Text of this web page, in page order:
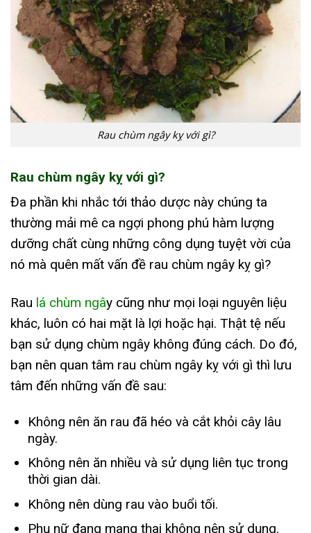
Rau chùm ngây kỵ với gì?
Rau chùm ngây kỵ với gì?
Đa phần khi nhắc tới thảo dược này chúng ta
thường mải mê ca ngợi phong phú hàm lượng
dưỡng chất cùng những công dụng tuyệt vời của
nó mà quên mất vấn đề rau chùm ngây kỵ gì?
Rau lá chùm ngây cũng như mọi loại nguyên liệu
khác, luôn có hai mặt là lợi hoặc hại. Thật tệ nếu
bạn sử dụng chùm ngây không đúng cách. Do đó,
bạn nên quan tâm rau chùm ngây kỵ với gì thì lưu
tâm đến những vấn đề sau:
Không nên ăn rau đã héo và cắt khỏi cây lâu
ngày.
Không nên ăn nhiều và sử dụng liên tục trong
thời gian dài.
Không nên dùng rau vào buổi tối.
Phụ nữ đang mang thai không nên sử dụng.